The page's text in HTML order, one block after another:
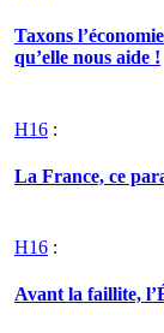
Taxons
qu’elle nous aide !
H16 :
La France, ce
H16 :
Avant la faillite,